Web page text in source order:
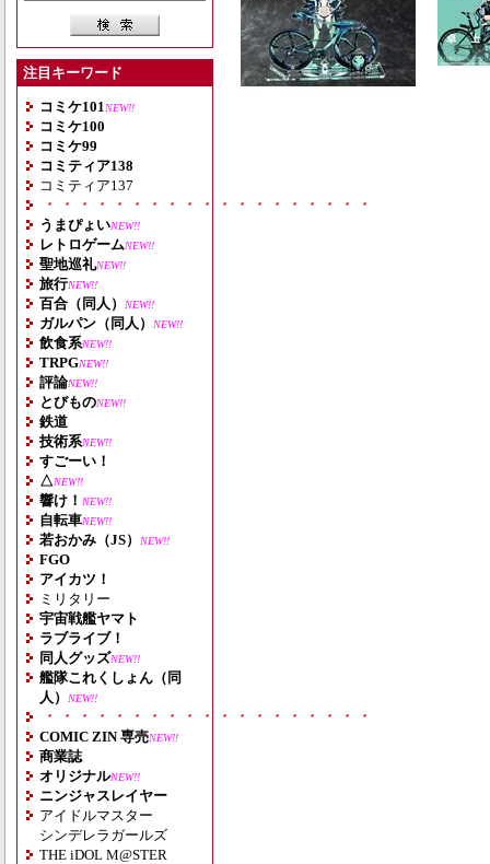
注目キーワード
コミケ101 NEW!!
コミケ100
コミケ99
コミティア138
コミティア137
・・・・・・・・・・・・・・・・・・・
うまぴょいNEW!!
レトロゲームNEW!!
聖地巡礼NEW!!
旅行NEW!!
百合（同人） NEW!!
ガルパン（同人） NEW!!
飲食系NEW!!
TRPGNEW!!
評論NEW!!
とびものNEW!!
鉄道
技術系NEW!!
すごーい！
△NEW!!
響け！ NEW!!
自転車NEW!!
若おかみ（JS） NEW!!
FGO
アイカツ！
ミリタリー
宇宙戦艦ヤマト
ラブライブ！
同人グッズNEW!!
艦隊これくしょん（同
人）
NEW!!
・・・・・・・・・・・・・・・・・・・
COMIC ZIN 専売NEW!!
商業誌
オリジナルNEW!!
ニンジャスレイヤー
アイドルマスター
シンデレラガールズ
THE iDOL M@STER